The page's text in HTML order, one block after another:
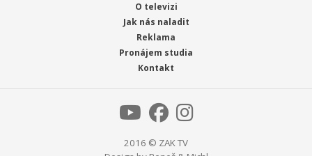
O televizi
Jak nás naladit
Reklama
Pronájem studia
Kontakt
2016 © ZAK TV